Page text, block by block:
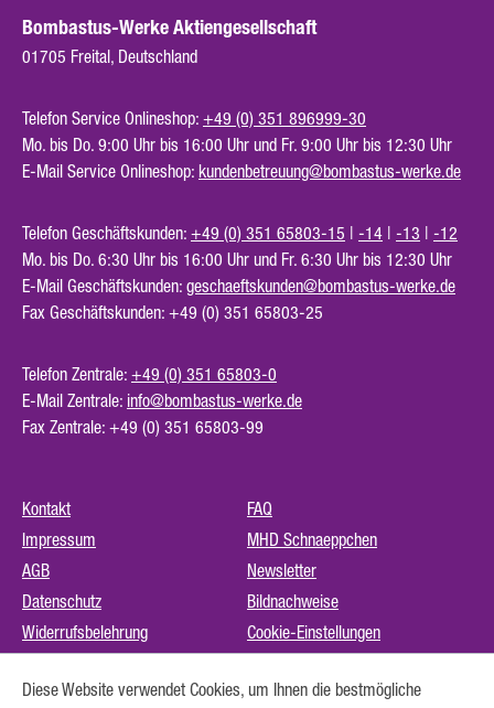
Bombastus-Werke Aktiengesellschaft
01705 Freital, Deutschland
Telefon Service Onlineshop: +49 (0) 351 896999-30
Mo. bis Do. 9:00 Uhr bis 16:00 Uhr und Fr. 9:00 Uhr bis 12:30 Uhr
E-Mail Service Onlineshop: kundenbetreuung@bombastus-werke.de
Telefon Geschäftskunden: +49 (0) 351 65803-15 | -14 | -13 | -12
Mo. bis Do. 6:30 Uhr bis 16:00 Uhr und Fr. 6:30 Uhr bis 12:30 Uhr
E-Mail Geschäftskunden: geschaeftskunden@bombastus-werke.de
Fax Geschäftskunden: +49 (0) 351 65803-25
Telefon Zentrale: +49 (0) 351 65803-0
E-Mail Zentrale: info@bombastus-werke.de
Fax Zentrale: +49 (0) 351 65803-99
Kontakt
Impressum
AGB
Datenschutz
Widerrufsbelehrung
FAQ
MHD Schnaeppchen
Newsletter
Bildnachweise
Cookie-Einstellungen
Barrierefreiheit
Diese Website verwendet Cookies, um Ihnen die bestmögliche